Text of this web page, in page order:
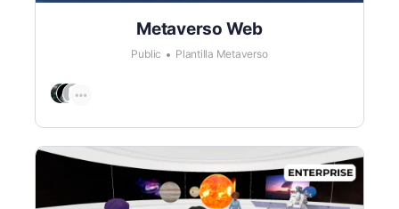
Metaverso Web
Public Plantilla Metaverso